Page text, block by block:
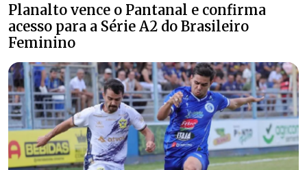
Planalto vence o Pantanal e confirma
acesso para a Série A2 do Brasileiro
Feminino